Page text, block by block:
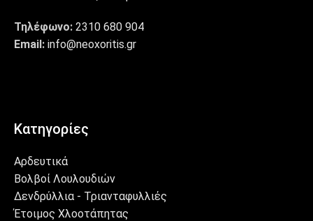
Τηλέφωνο: 2310 680 904
Email: info@neoxoritis.gr
Κατηγορίες
Αρδευτικά
Βολβοί Λουλουδιών
Δενδρύλλια - Τριανταφυλλιές
Έτοιμος Χλοοτάπητας